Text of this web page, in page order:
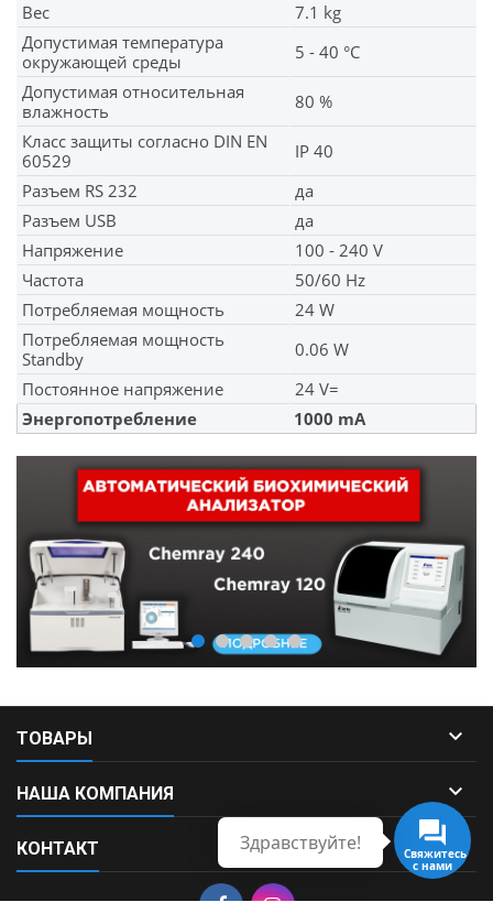
Вес
7.1 kg
Допустимая температура
окружающей среды
5 - 40 °C
Допустимая относительная
влажность
80 %
Класс защиты согласно DIN EN
60529
IP 40
Разъем RS 232
да
Разъем USB
да
Напряжение
100 - 240 V
Частота
50/60 Hz
Потребляемая мощность
24 W
Потребляемая мощность
Standby
0.06 W
Постоянное напряжение
24 V=
Энергопотребление
1000 mA
ТОВАРЫ 
НАША КОМПАНИЯ 
КОНТАКТ 
Свяжитесь
с нами
Здравствуйте!